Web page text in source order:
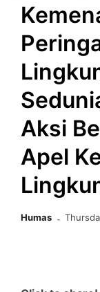
Aksi
Apel
Humas